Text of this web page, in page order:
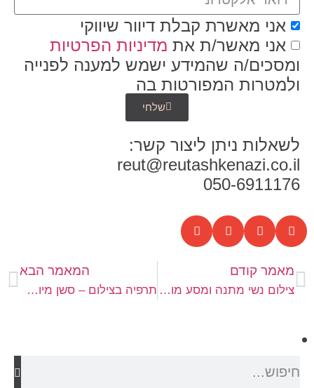
אני מאשרת קבלת דיוור שיווקי
אני מאשר/ת את מדיניות הפרטיות
ומסכים/ה שהמידע ישמש למענה לפנייה
ולמטרות המפורטות בה
שלחי
לשאלות ניתן ליצור קשר:
reut@reutashkenazi.co.il
050-6911176
מאמר קודם
צילום נשי מתנה ומסע מול המצלמה הם מתנה נהדרת!
המאמר הבא
תרפיה בצילום – סשן מיוחד ושמו 'לראות את עצמך' שמשלב NLP וצילום